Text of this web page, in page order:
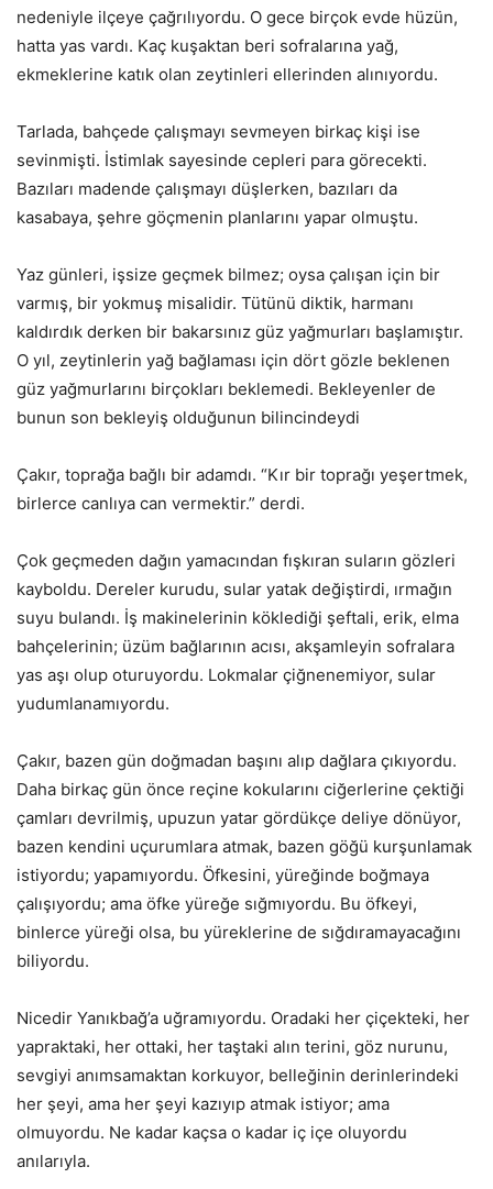
nedeniyle ilçeye çağrılıyordu. O gece birçok evde hüzün,
hatta yas vardı. Kaç kuşaktan beri sofralarına yağ,
ekmeklerine katık olan zeytinleri ellerinden alınıyordu.
Tarlada, bahçede çalışmayı sevmeyen birkaç kişi ise
sevinmişti. İstimlak sayesinde cepleri para görecekti.
Bazıları madende çalışmayı düşlerken, bazıları da
kasabaya, şehre göçmenin planlarını yapar olmuştu.
Yaz günleri, işsize geçmek bilmez; oysa çalışan için bir
varmış, bir yokmuş misalidir. Tütünü diktik, harmanı
kaldırdık derken bir bakarsınız güz yağmurları başlamıştır.
O yıl, zeytinlerin yağ bağlaması için dört gözle beklenen
güz yağmurlarını birçokları beklemedi. Bekleyenler de
bunun son bekleyiş olduğunun bilincindeydi
Çakır, toprağa bağlı bir adamdı. “Kır bir toprağı yeşertmek,
birlerce canlıya can vermektir.” derdi.
Çok geçmeden dağın yamacından fışkıran suların gözleri
kayboldu. Dereler kurudu, sular yatak değiştirdi, ırmağın
suyu bulandı. İş makinelerinin köklediği şeftali, erik, elma
bahçelerinin; üzüm bağlarının acısı, akşamleyin sofralara
yas aşı olup oturuyordu. Lokmalar çiğnenemiyor, sular
yudumlanamıyordu.
Çakır, bazen gün doğmadan başını alıp dağlara çıkıyordu.
Daha birkaç gün önce reçine kokularını ciğerlerine çektiği
çamları devrilmiş, upuzun yatar gördükçe deliye dönüyor,
bazen kendini uçurumlara atmak, bazen göğü kurşunlamak
istiyordu; yapamıyordu. Öfkesini, yüreğinde boğmaya
çalışıyordu; ama öfke yüreğe sığmıyordu. Bu öfkeyi,
binlerce yüreği olsa, bu yüreklerine de sığdıramayacağını
biliyordu.
Nicedir Yanıkbağ’a uğramıyordu. Oradaki her çiçekteki, her
yapraktaki, her ottaki, her taştaki alın terini, göz nurunu,
sevgiyi anımsamaktan korkuyor, belleğinin derinlerindeki
her şeyi, ama her şeyi kazıyıp atmak istiyor; ama
olmuyordu. Ne kadar kaçsa o kadar iç içe oluyordu
anılarıyla.